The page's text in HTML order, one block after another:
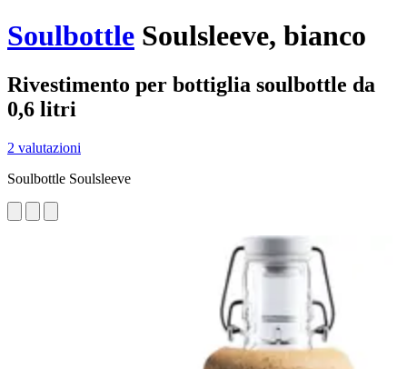
Soulbottle Soulsleeve, bianco
Rivestimento per bottiglia soulbottle da
0,6 litri
2 valutazioni
Soulbottle Soulsleeve